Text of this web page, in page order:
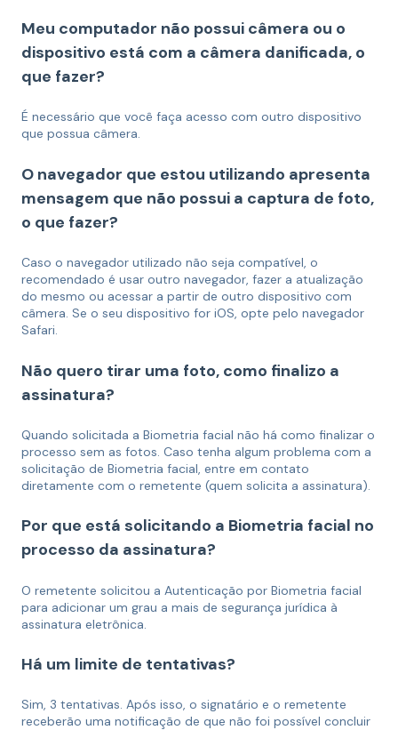
Meu computador não possui câmera ou o
dispositivo está com a câmera danificada, o
que fazer?
É necessário que você faça acesso com outro dispositivo
que possua câmera.
O navegador que estou utilizando apresenta
mensagem que não possui a captura de foto,
o que fazer?
Caso o navegador utilizado não seja compatível, o
recomendado é usar outro navegador, fazer a atualização
do mesmo ou acessar a partir de outro dispositivo com
câmera. Se o seu dispositivo for iOS, opte pelo navegador
Safari.
Não quero tirar uma foto, como finalizo a
assinatura?
Quando solicitada a Biometria facial não há como finalizar o
processo sem as fotos. Caso tenha algum problema com a
solicitação de Biometria facial, entre em contato
diretamente com o remetente (quem solicita a assinatura).
Por que está solicitando a Biometria facial no
processo da assinatura?
O remetente solicitou a Autenticação por Biometria facial
para adicionar um grau a mais de segurança jurídica à
assinatura eletrônica.
Há um limite de tentativas?
Sim, 3 tentativas. Após isso, o signatário e o remetente
receberão uma notificação de que não foi possível concluir